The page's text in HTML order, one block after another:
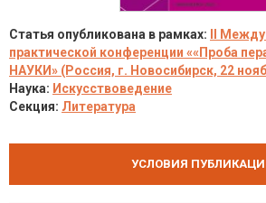
Статья опубликована в рамках:
II
практической конференции ««Проба
НАУКИ» (Россия, г. Новосибирск, 22
Наука: Искусствоведение
Секция: Литература
УСЛОВИЯ